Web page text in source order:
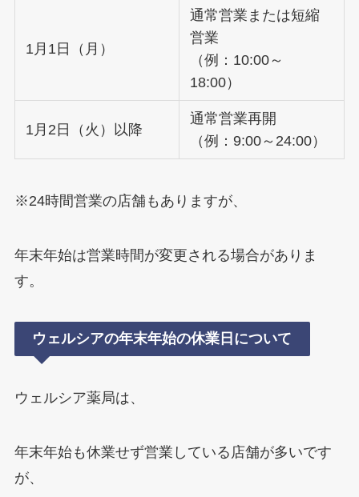
1月1日（月）
通常営業または短縮
営業
（例：10:00～
18:00）
1月2日（火）以降
通常営業再開
（例：9:00～24:00）
※24時間営業の店舗もありますが、
年末年始は営業時間が変更される場合がありま
す。
ウェルシアの年末年始の休業日について
ウェルシア薬局は、
年末年始も休業せず営業している店舗が多いです
が、